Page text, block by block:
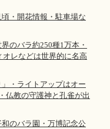
・開花情報・駐車場な
のバラ約250種1万本・
レなどは世界的に名高
・ライトアップはオー
仏教の守護神と孔雀が出
のバラ園・万博記念公